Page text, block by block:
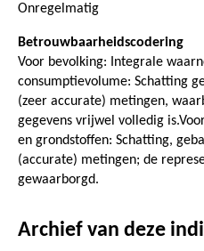
Onregelmatig
Betrouwbaarheidscodering
Voor bevolking: Integrale
consumptievolume: Schatting
(zeer accurate) metingen,
gegevens vrijwel volledig
en grondstoffen: Schatting,
(accurate) metingen; de
gewaarborgd.
Archief van deze